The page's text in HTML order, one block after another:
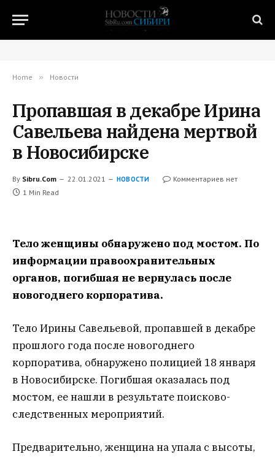
Home » Новости
Пропавшая в декабре Ирина
Савельева найдена мертвой
в Новосибирске
By Sibru.Com 22.01.2021 НОВОСТИ
Комментариев нет
1 Min Read
Тело женщины обнаружено под мостом. По
информации правоохранительных
органов, погибшая не вернулась после
новогоднего корпоратива.
Тело Ирины Савельевой, пропавшей в декабре
прошлого года после новогоднего
корпоратива, обнаружено полицией 18 января
в Новосибирске. Погибшая оказалась под
мостом, ее нашли в результате поисково-
следственных мероприятий.
Предварительно, женщина на упала с высоты,